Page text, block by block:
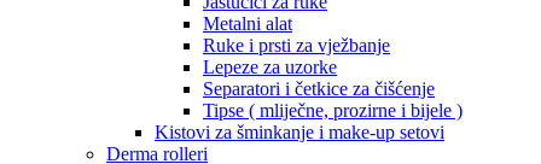
Metalni alat
Ruke i prsti za vježbanje
Lepeze za uzorke
Separatori i četkice za čišćenje
Tipse ( mliječne, prozirne i bijele )
Kistovi za šminkanje i make-up setovi
Derma rolleri